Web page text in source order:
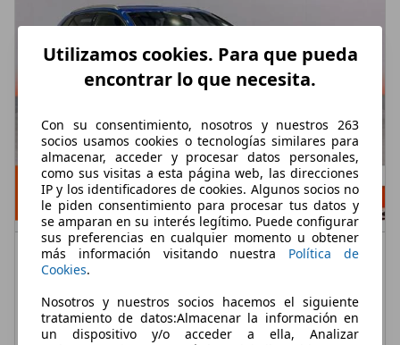
Audi A3Sportback 40 e-tron S tronic
€ 15.490,-
123.995 km
07/2020
Utilizamos cookies. Para que pueda
encontrar lo que necesita.
Con su consentimiento, nosotros y nuestros 263
socios usamos cookies o tecnologías similares para
almacenar, acceder y procesar datos personales,
como sus visitas a esta página web, las direcciones
IP y los identificadores de cookies. Algunos socios no
le piden consentimiento para procesar tus datos y
se amparan en su interés legítimo. Puede configurar
sus preferencias en cualquier momento u obtener
más información visitando nuestra Política de
Cookies.
Nosotros y nuestros socios hacemos el siguiente
tratamiento de datos:Almacenar la información en
un dispositivo y/o acceder a ella, Analizar